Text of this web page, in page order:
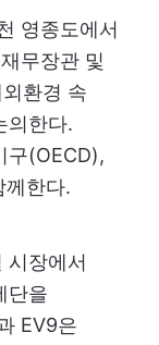
영종도에서
무장관 및
환경 속
의한다.
구(OECD),
께한다.
시장에서
단을
EV9은